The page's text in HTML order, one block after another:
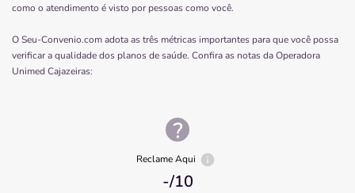
como o atendimento é visto por pessoas como você.
O Seu-Convenio.com adota as três métricas importantes para que você possa
verificar a qualidade dos planos de saúde. Confira as notas da Operadora
Unimed Cajazeiras:
Reclame Aqui
-/10